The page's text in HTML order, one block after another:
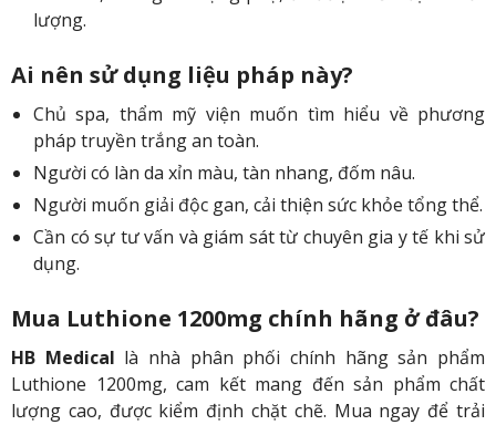
lượng.
Ai nên sử dụng liệu pháp này?
Chủ spa, thẩm mỹ viện muốn tìm hiểu về phương
pháp truyền trắng an toàn.
Người có làn da xỉn màu, tàn nhang, đốm nâu.
Người muốn giải độc gan, cải thiện sức khỏe tổng thể.
Cần có sự tư vấn và giám sát từ chuyên gia y tế khi sử
dụng.
Mua Luthione 1200mg chính hãng ở đâu?
HB Medical là nhà phân phối chính hãng sản phẩm
Luthione 1200mg, cam kết mang đến sản phẩm chất
lượng cao, được kiểm định chặt chẽ. Mua ngay để trải